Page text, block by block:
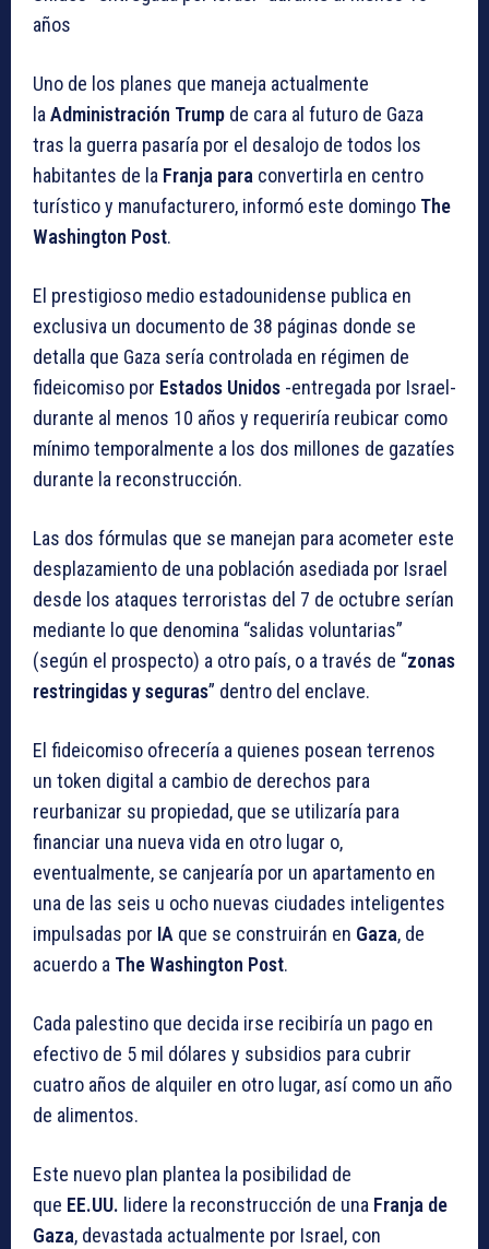
años
Uno de los planes que maneja actualmente
laAdministración Trump de cara al futuro de Gaza
tras la guerra pasaría por el desalojo de todos los
habitantes de la Franja para convertirla en centro
turístico y manufacturero, informó este domingo The
Washington Post.
El prestigioso medio estadounidense publica en
exclusiva un documento de 38 páginas donde se
detalla que Gaza sería controlada en régimen de
fideicomiso por Estados Unidos -entregada por Israel-
durante al menos 10 años y requeriría reubicar como
mínimo temporalmente a los dos millones de gazatíes
durante la reconstrucción.
Las dos fórmulas que se manejan para acometer este
desplazamiento de una población asediada por Israel
desde los ataques terroristas del 7 de octubre serían
mediante lo que denomina “salidas voluntarias”
(según el prospecto) a otro país, o a través de “zonas
restringidas y seguras” dentro del enclave.
El fideicomiso ofrecería a quienes posean terrenos
un token digital a cambio de derechos para
reurbanizar su propiedad, que se utilizaría para
financiar una nueva vida en otro lugar o,
eventualmente, se canjearía por un apartamento en
una de las seis u ocho nuevas ciudades inteligentes
impulsadas por IA que se construirán en Gaza, de
acuerdo a The Washington Post.
Cada palestino que decida irse recibiría un pago en
efectivo de 5 mil dólares y subsidios para cubrir
cuatro años de alquiler en otro lugar, así como un año
de alimentos.
Este nuevo plan plantea la posibilidad de
que EE.UU. lidere la reconstrucción de una Franja de
Gaza, devastada actualmente por Israel, con